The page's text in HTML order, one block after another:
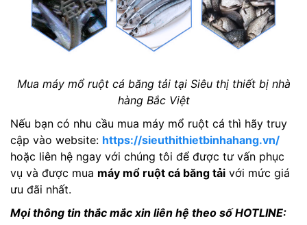
Mua máy mổ ruột cá băng tải tại Siêu thị thiết bị nhà
hàng Bắc Việt
Nếu bạn có nhu cầu mua máy mổ ruột cá thì hãy truy
cập vào website: https://sieuthithietbinhahang.vn/
hoặc liên hệ ngay với chúng tôi để được tư vấn phục
vụ và được mua máy mổ ruột cá băng tải với mức giá
ưu đãi nhất.
Mọi thông tin thắc mắc xin liên hệ theo số HOTLINE: